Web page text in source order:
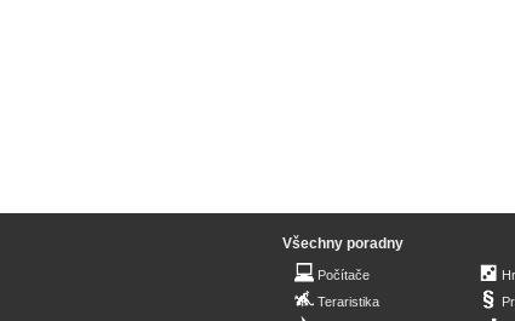
Všechny poradny
Počítače
Teraristika